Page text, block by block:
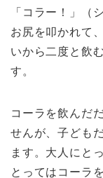
「コラー！」（
お尻を叩かれて
いから二度と飲
す。
コーラを飲んだ
せんが、子ども
ます。大人にと
とってはコーラ